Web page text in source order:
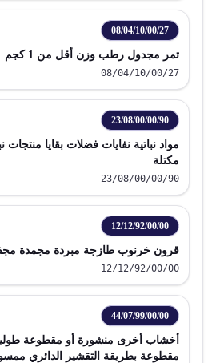
08/04/10/00/27
تمر مجدول رطب وزن أقل من 1 كجم
08/04/10/00/27
23/08/00/00/90
مواد نباتية نفايات فضلات بقايا منتجات
مكتلة
23/08/00/00/90
12/12/92/00/00
قرون خرنوب طازجة مبردة مجمدة
12/12/92/00/00
44/07/99/00/00
أخشاب أخرى منشورة أو مقطوعة
مقطوعة بطريقة التقشير الدائري